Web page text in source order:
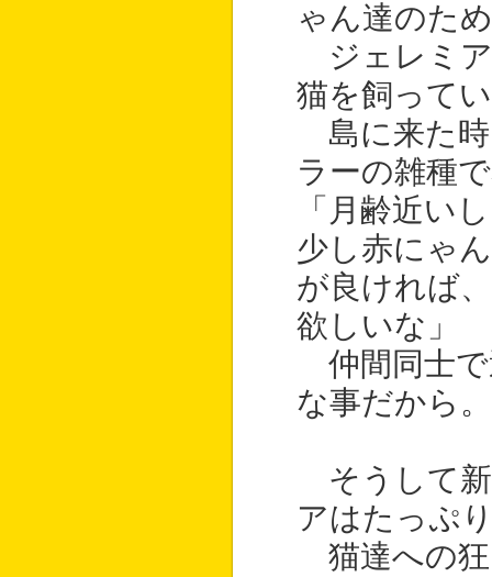
ゃん達のた
ジェレミア
猫を飼って
島に来た時
ラーの雑種
「月齢近い
少し赤にゃ
が良ければ
欲しいな」
仲間同士で
な事だから。
そうして新
アはたっぷ
猫達への狂